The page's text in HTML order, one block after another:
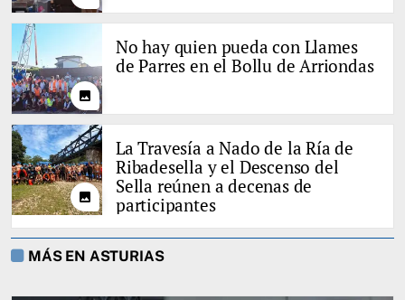
photo
No hay quien pueda con Llames
de Parres en el Bollu de Arriondas
photo
La Travesía a Nado de la Ría de
Ribadesella y el Descenso del
Sella reúnen a decenas de
participantes
MÁS EN ASTURIAS